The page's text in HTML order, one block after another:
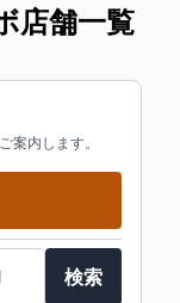
店舗一覧
案内します。
検索